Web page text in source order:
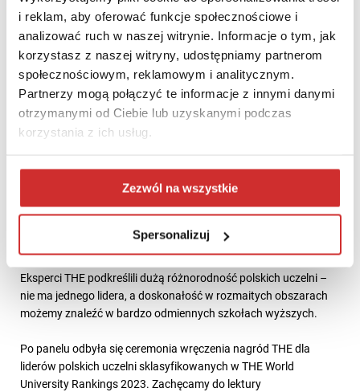
i reklam, aby oferować funkcje społecznościowe i
analizować ruch w naszej witrynie. Informacje o tym, jak
korzystasz z naszej witryny, udostępniamy partnerom
społecznościowym, reklamowym i analitycznym.
Partnerzy mogą połączyć te informacje z innymi danymi
otrzymanymi od Ciebie lub uzyskanymi podczas
korzystania z ich usług.
Zezwól na wszystkie
Spersonalizuj
wskaźnikach, w szczególności w sferze umiędzynarodowienia.
Spośród uczelni technicznych najlepsze wyniki osiągnęła
Akademia Górniczo-Hutnicza im. Stanisława Staszica w
Krakowie, która znalazła się w grupie miejsc 1201-1500. AGH
jest polskim liderem w obszarze współpracy z otoczeniem –
przemysłem i biznesem, gdzie osiągnęła bardzo wysokie wyniki.
prywatną, która debiutuje w rankingu (miejsca 1001-1200).
SWPS jest numerem jeden wśród polskich uczelni w obszarze
umiędzynarodowienia, gdzie uzyskała świetny wynik.
międzynarodowej i wymian międzynarodowych.
Eksperci THE podkreślili dużą różnorodność polskich uczelni –
nie ma jednego lidera, a doskonałość w rozmaitych obszarach
możemy znaleźć w bardzo odmiennych szkołach wyższych.
Po panelu odbyła się ceremonia wręczenia nagród THE dla
liderów polskich uczelni sklasyfikowanych w THE World
University Rankings 2023. Zachęcamy do lektury